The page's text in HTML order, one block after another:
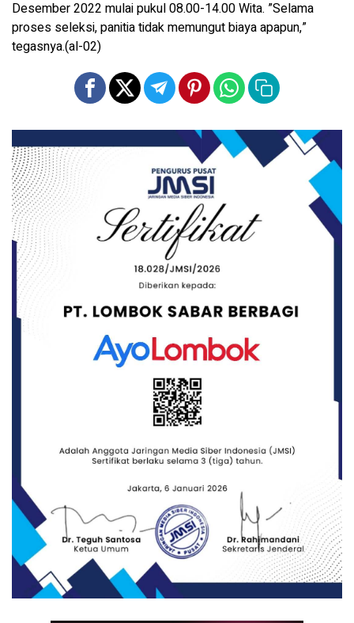
Desember 2022 mulai pukul 08.00-14.00 Wita. ”Selama
proses seleksi, panitia tidak memungut biaya apapun,”
tegasnya.(al-02)